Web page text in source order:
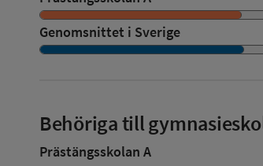
Genomsnittet i Sverige
Behöriga till
Prästängsskolan A